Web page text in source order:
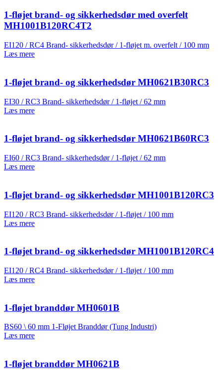
1-fløjet brand- og sikkerhedsdør med overfelt
MH1001B120RC4T2
EI120 / RC4 Brand- sikkerhedsdør / 1-fløjet m. overfelt / 100 mm
Læs mere
1-fløjet brand- og sikkerhedsdør MH0621B30RC3
EI30 / RC3 Brand- sikkerhedsdør / 1-fløjet / 62 mm
Læs mere
1-fløjet brand- og sikkerhedsdør MH0621B60RC3
EI60 / RC3 Brand- sikkerhedsdør / 1-fløjet / 62 mm
Læs mere
1-fløjet brand- og sikkerhedsdør MH1001B120RC3
EI120 / RC3 Brand- sikkerhedsdør / 1-fløjet / 100 mm
Læs mere
1-fløjet brand- og sikkerhedsdør MH1001B120RC4
EI120 / RC4 Brand- sikkerhedsdør / 1-fløjet / 100 mm
Læs mere
1-fløjet branddør MH0601B
BS60 \ 60 mm 1-Fløjet Branddør (Tung Industri)
Læs mere
1-fløjet branddør MH0621B